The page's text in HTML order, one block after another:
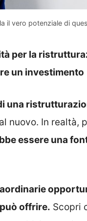
il vero potenziale di
per la
un investimento
una
nuovo. In realtà,
essere una
offrire. Scopri